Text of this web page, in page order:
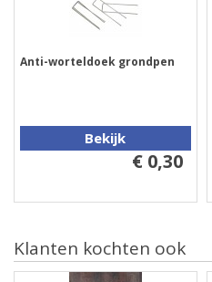
Anti-worteldoek grondpen
Bekijk
€ 0,30
Klanten kochten ook